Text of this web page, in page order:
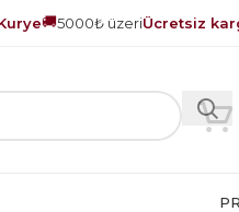
🚚5000₺ üzeriÜcretsiz